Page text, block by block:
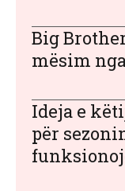
Big
mësim
Ideja e
për